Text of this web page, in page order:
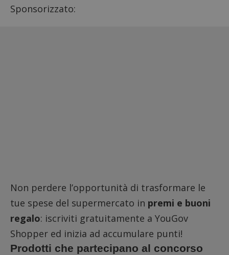
Sponsorizzato:
Non perdere l’opportunità di trasformare le
tue spese del supermercato in premi e buoni
regalo: iscriviti gratuitamente a YouGov
Shopper ed inizia ad accumulare punti!
Prodotti che partecipano al concorso